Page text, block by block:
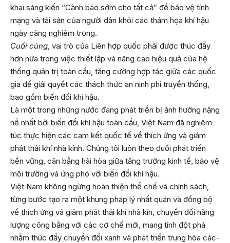
khai sáng kiến “Cảnh báo sớm cho tất cả” để bảo vệ tính
mạng và tài sản của người dân khỏi các thảm họa khí hậu
ngày càng nghiêm trọng.
Cuối cùng, vai trò của Liên hợp quốc phải được thúc đẩy
hơn nữa trong việc thiết lập và nâng cao hiệu quả của hệ
thống quản trị toàn cầu, tăng cường hợp tác giữa các quốc
gia để giải quyết các thách thức an ninh phi truyền thống,
bao gồm biến đổi khí hậu.
Là một trong những nước đang phát triển bị ảnh hưởng nặng
nề nhất bởi biến đổi khí hậu toàn cầu, Việt Nam đã nghiêm
túc thực hiện các cam kết quốc tế về thích ứng và giảm
phát thải khí nhà kính. Chúng tôi luôn theo đuổi phát triển
bền vững, cân bằng hài hòa giữa tăng trưởng kinh tế, bảo vệ
môi trường và ứng phó với biến đổi khí hậu.
Việt Nam không ngừng hoàn thiện thể chế và chính sách,
từng bước tạo ra một khung pháp lý nhất quán và đồng bộ
về thích ứng và giảm phát thải khí nhà kín, chuyển đổi năng
lượng công bằng với các cơ chế mới, mang tính đột phá
nhằm thúc đẩy chuyển đổi xanh và phát triển trung hòa các-